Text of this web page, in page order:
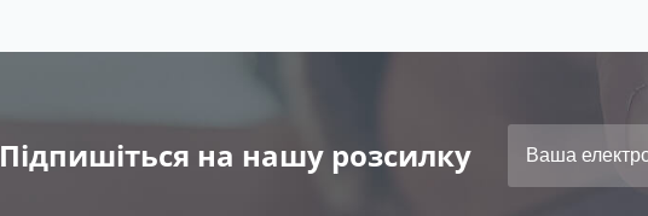
Підпишіться на нашу розсилку